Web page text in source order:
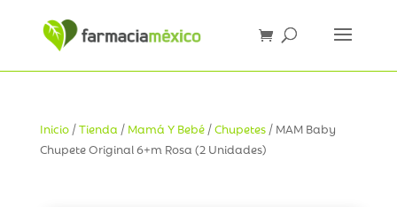
Inicio/Tienda / Mamá Y Bebé/Chupetes/ MAM Baby
Chupete Original 6+m Rosa (2 Unidades)